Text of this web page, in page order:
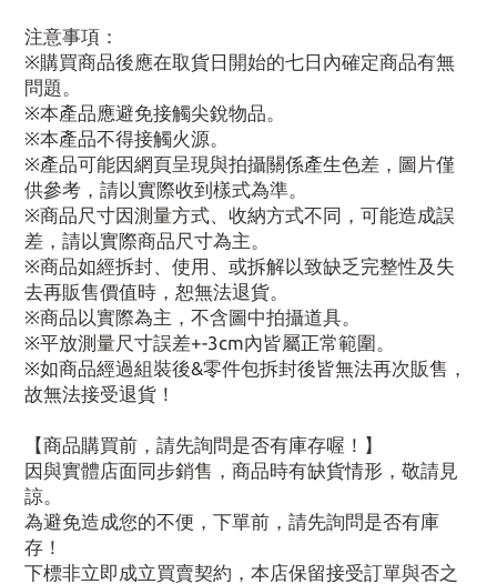
注意事項：
※購買商品後應在取貨日開始的七日內確定商品有無
問題。
※本產品應避免接觸尖銳物品。
※本產品不得接觸火源。
※產品可能因網頁呈現與拍攝關係產生色差，圖片僅
供參考，請以實際收到樣式為準。
※商品尺寸因測量方式、收納方式不同，可能造成誤
差，請以實際商品尺寸為主。
※商品如經拆封、使用、或拆解以致缺乏完整性及失
去再販售價值時，恕無法退貨。
※商品以實際為主，不含圖中拍攝道具。
※平放測量尺寸誤差+-3cm內皆屬正常範圍。
※如商品經過組裝後&零件包拆封後皆無法再次販售，
故無法接受退貨！
【商品購買前，請先詢問是否有庫存喔！】
因與實體店面同步銷售，商品時有缺貨情形，敬請見
諒。
為避免造成您的不便，下單前，請先詢問是否有庫
存！
下標非立即成立買賣契約，本店保留接受訂單與否之